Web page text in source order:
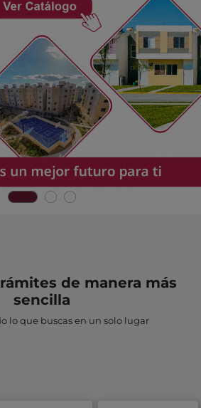
de manera más
sencilla
lo que buscas en un solo lugar